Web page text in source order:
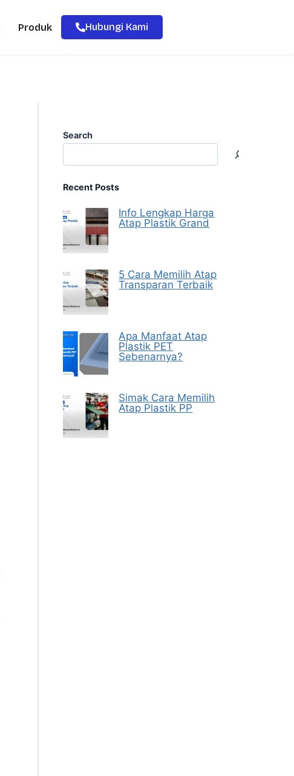
Produk Hubungi Kami
Search
Recent Posts
Info Lengkap Harga
Atap Plastik Grand
5 Cara Memilih Atap
Transparan Terbaik
Apa Manfaat Atap
Plastik PET
Sebenarnya?
Simak Cara Memilih
Atap Plastik PP